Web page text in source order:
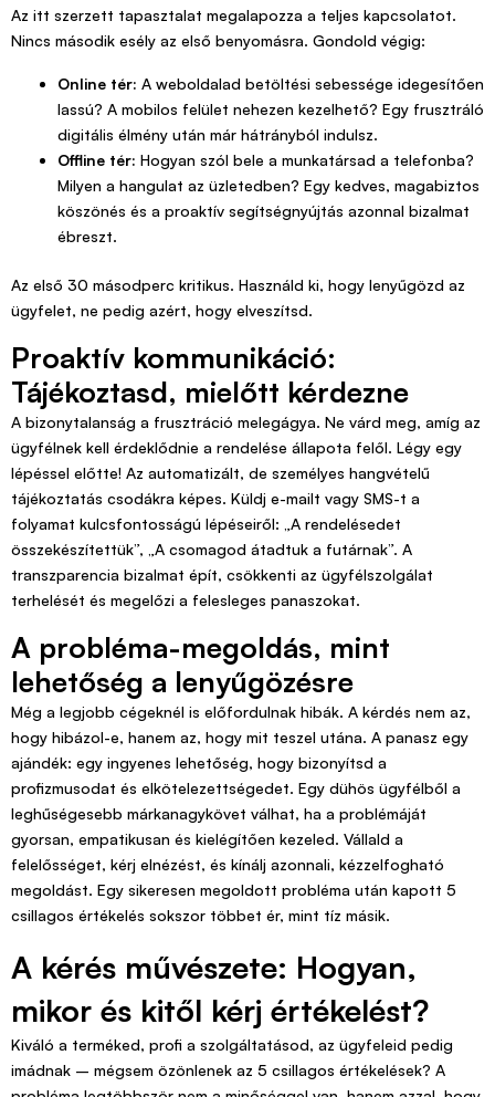
Az itt szerzett tapasztalat megalapozza a teljes kapcsolatot.
Nincs második esély az első benyomásra. Gondold végig:
Online tér: A weboldalad betöltési sebessége idegesítően
lassú? A mobilos felület nehezen kezelhető? Egy frusztráló
digitális élmény után már hátrányból indulsz.
Offline tér: Hogyan szól bele a munkatársad a telefonba?
Milyen a hangulat az üzletedben? Egy kedves, magabiztos
köszönés és a proaktív segítségnyújtás azonnal bizalmat
ébreszt.
Az első 30 másodperc kritikus. Használd ki, hogy lenyűgözd az
ügyfelet, ne pedig azért, hogy elveszítsd.
Proaktív kommunikáció:
Tájékoztasd, mielőtt kérdezne
A bizonytalanság a frusztráció melegágya. Ne várd meg, amíg az
ügyfélnek kell érdeklődnie a rendelése állapota felől. Légy egy
lépéssel előtte! Az automatizált, de személyes hangvételű
tájékoztatás csodákra képes. Küldj e-mailt vagy SMS-t a
folyamat kulcsfontosságú lépéseiről: „A rendelésedet
összekészítettük”, „A csomagod átadtuk a futárnak”. A
transzparencia bizalmat épít, csökkenti az ügyfélszolgálat
terhelését és megelőzi a felesleges panaszokat.
A probléma-megoldás, mint
lehetőség a lenyűgözésre
Még a legjobb cégeknél is előfordulnak hibák. A kérdés nem az,
hogy hibázol-e, hanem az, hogy mit teszel utána. A panasz egy
ajándék: egy ingyenes lehetőség, hogy bizonyítsd a
profizmusodat és elkötelezettségedet. Egy dühös ügyfélből a
leghűségesebb márkanagykövet válhat, ha a problémáját
gyorsan, empatikusan és kielégítően kezeled. Vállald a
felelősséget, kérj elnézést, és kínálj azonnali, kézzelfogható
megoldást. Egy sikeresen megoldott probléma után kapott 5
csillagos értékelés sokszor többet ér, mint tíz másik.
A kérés művészete: Hogyan,
mikor és kitől kérj értékelést?
Kiváló a terméked, profi a szolgáltatásod, az ügyfeleid pedig
imádnak – mégsem özönlenek az 5 csillagos értékelések? A